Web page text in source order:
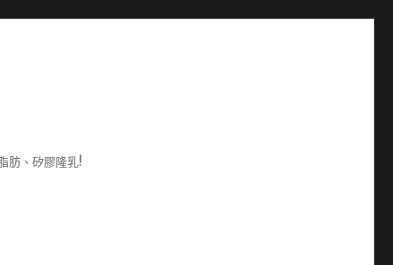
肪、矽膠隆乳!